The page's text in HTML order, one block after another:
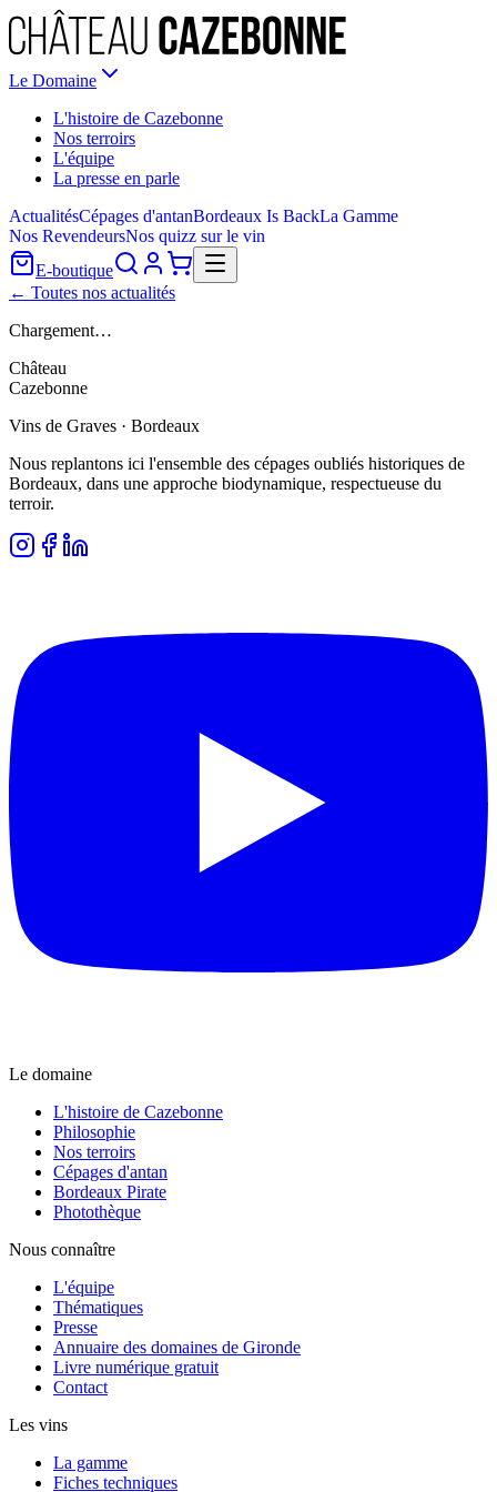
Le Domaine
L'histoire de Cazebonne
Nos terroirs
L'équipe
La presse en parle
ActualitésCépages d'antanBordeaux Is BackLa Gamme
Nos RevendeursNos quizz sur le vin
E-boutique
← Toutes nos actualités
Chargement…
Château
Cazebonne
Vins de Graves · Bordeaux
Nous replantons ici l'ensemble des cépages oubliés historiques de
Bordeaux, dans une approche biodynamique, respectueuse du
terroir.
Le domaine
L'histoire de Cazebonne
Philosophie
Nos terroirs
Cépages d'antan
Bordeaux Pirate
Photothèque
Nous connaître
L'équipe
Thématiques
Presse
Annuaire des domaines de Gironde
Livre numérique gratuit
Contact
Les vins
La gamme
Fiches techniques